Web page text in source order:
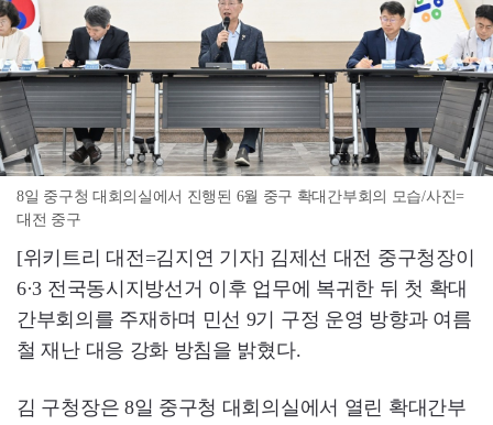
8일 중구청 대회의실에서 진행된 6월 중구 확대간부회의 모습/사진=
대전 중구
[위키트리 대전=김지연 기자] 김제선 대전 중구청장이
6·3 전국동시지방선거 이후 업무에 복귀한 뒤 첫 확대
간부회의를 주재하며 민선 9기 구정 운영 방향과 여름
철 재난 대응 강화 방침을 밝혔다.
김 구청장은 8일 중구청 대회의실에서 열린 확대간부